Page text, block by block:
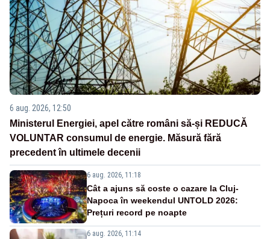
6 aug. 2026, 12:50
Ministerul Energiei, apel către români să-și REDUCĂ
VOLUNTAR consumul de energie. Măsură fără
precedent în ultimele decenii
6 aug. 2026, 11:18
Cât a ajuns să coste o cazare la Cluj-
Napoca în weekendul UNTOLD 2026:
Prețuri record pe noapte
6 aug. 2026, 11:14